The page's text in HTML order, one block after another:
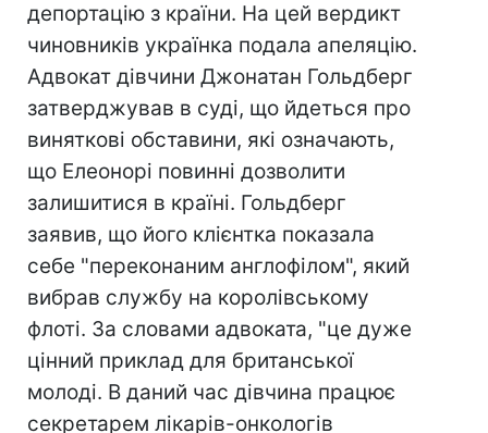
депортацію з країни. На цей вердикт
чиновників українка подала апеляцію.
Адвокат дівчини Джонатан Гольдберг
затверджував в суді, що йдеться про
виняткові обставини, які означають,
що Елеонорі повинні дозволити
залишитися в країні. Гольдберг
заявив, що його клієнтка показала
себе "переконаним англофілом", який
вибрав службу на королівському
флоті. За словами адвоката, "це дуже
цінний приклад для британської
молоді. В даний час дівчина працює
секретарем лікарів-онкологів